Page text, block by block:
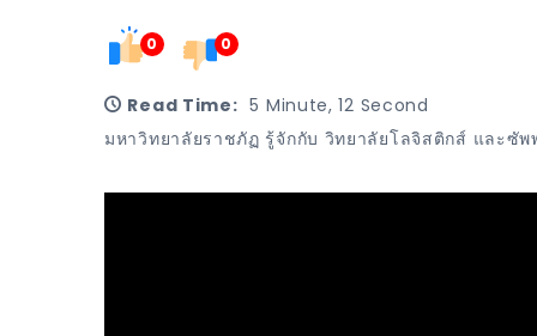
0 0
Read Time: 5 Minute, 12 Second
มหาวิทยาลัยราชภัฏ รู้จักกับ วิทยาลัยโลจิสติกส์ และซั